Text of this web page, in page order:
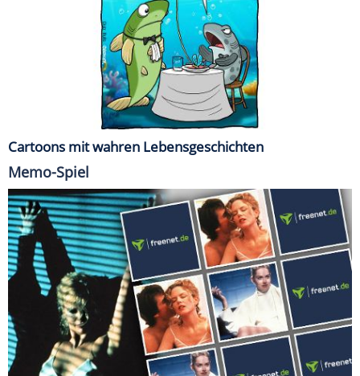
Cartoons mit wahren Lebensgeschichten
Memo-Spiel